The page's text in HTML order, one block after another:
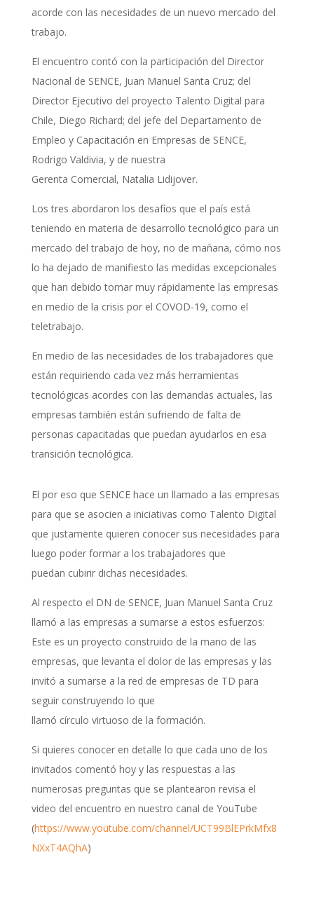
acorde con las necesidades de un nuevo mercado del
trabajo.
El encuentro contó con la participación del Director
Nacional de SENCE, Juan Manuel Santa Cruz; del
Director Ejecutivo del proyecto Talento Digital para
Chile, Diego Richard; del jefe del Departamento de
Empleo y Capacitación en Empresas de SENCE,
Rodrigo Valdivia, y de nuestra
Gerenta Comercial, Natalia Lidijover.
Los tres abordaron los desafíos que el país está
teniendo en materia de desarrollo tecnológico para un
mercado del trabajo de hoy, no de mañana, cómo nos
lo ha dejado de manifiesto las medidas excepcionales
que han debido tomar muy rápidamente las empresas
en medio de la crisis por el COVOD-19, como el
teletrabajo.
En medio de las necesidades de los trabajadores que
están requiriendo cada vez más herramientas
tecnológicas acordes con las demandas actuales, las
empresas también están sufriendo de falta de
personas capacitadas que puedan ayudarlos en esa
transición tecnológica.
El por eso que SENCE hace un llamado a las empresas
para que se asocien a iniciativas como Talento Digital
que justamente quieren conocer sus necesidades para
luego poder formar a los trabajadores que
puedan cubirir dichas necesidades.
Al respecto el DN de SENCE, Juan Manuel Santa Cruz
llamó a las empresas a sumarse a estos esfuerzos:
Este es un proyecto construido de la mano de las
empresas, que levanta el dolor de las empresas y las
invitó a sumarse a la red de empresas de TD para
seguir construyendo lo que
llamó círculo virtuoso de la formación.
Si quieres conocer en detalle lo que cada uno de los
invitados comentó hoy y las respuestas a las
numerosas preguntas que se plantearon revisa el
video del encuentro en nuestro canal de YouTube
(https://www.youtube.com/channel/UCT99BlEPrkMfx8
NXxT4AQhA)